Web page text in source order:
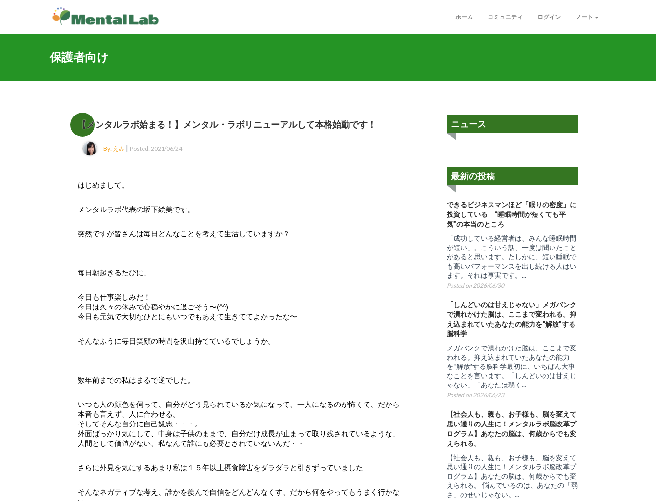
ホーム コミュニティ ログイン ノート
保護者向け
【メンタルラボ始まる！】メンタル・ラボリニューアルして本格始動です！
By: えみ| Posted: 2021/06/24
はじめまして。
メンタルラボ代表の坂下絵美です。
突然ですが皆さんは毎日どんなことを考えて生活していますか？
毎日朝起きるたびに、
今日も仕事楽しみだ！
今日は久々の休みで心穏やかに過ごそう〜(^^)
今日も元気で大切なひとにもいつでもあえて生きててよかったな〜
そんなふうに毎日笑顔の時間を沢山持てているでしょうか。
数年前までの私はまるで逆でした。
いつも人の顔色を伺って、自分がどう見られているか気になって、一人になるのが怖くて、だから
本音も言えず、人に合わせる。
そしてそんな自分に自己嫌悪・・・。
外面ばっかり気にして、中身は子供のままで、自分だけ成長が止まって取り残されているような、
人間として価値がない、私なんて誰にも必要とされていないんだ・・
さらに外見を気にするあまり私は１５年以上摂食障害をダラダラと引きずっていました
そんなネガティブな考え、誰かを羨んで自信をどんどんなくす、だから何をやってもうまく行かな
ニュース
最新の投稿
できるビジネスマンほど「眠りの密度」に
投資している “睡眠時間が短くても平
気”の本当のところ
「成功している経営者は、みんな睡眠時間
が短い」。こういう話、一度は聞いたこと
があると思います。たしかに、短い睡眠で
も高いパフォーマンスを出し続ける人はい
ます。それは事実です。...
Posted on 2026/06/30
「しんどいのは甘えじゃない」メガバンク
で潰れかけた脳は、ここまで変われる。抑
え込まれていたあなたの能力を“解放”する
脳科学
メガバンクで潰れかけた脳は、ここまで変
われる。抑え込まれていたあなたの能力
を“解放”する脳科学最初に、いちばん大事
なことを言います。「しんどいのは甘えじ
ゃない」「あなたは弱く...
Posted on 2026/06/23
【社会人も、親も、お子様も、脳を変えて
思い通りの人生に！メンタルラボ脳改革プ
ログラム】あなたの脳は、何歳からでも変
えられる。
【社会人も、親も、お子様も、脳を変えて
思い通りの人生に！メンタルラボ脳改革プ
ログラム】あなたの脳は、何歳からでも変
えられる。 悩んでいるのは、あなたの「弱
さ」のせいじゃない。...